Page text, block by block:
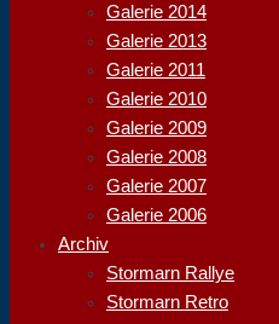
Galerie 2014
Galerie 2013
Galerie 2011
Galerie 2010
Galerie 2009
Galerie 2008
Galerie 2007
Galerie 2006
Archiv
Stormarn Rallye
Stormarn Retro